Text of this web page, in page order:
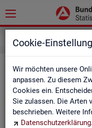
Cookie-
Wir möchten unsere
anpassen. Zu diesem
Cookies ein.
Sie zulassen. Die Arten
beschrieben. Weitere
Datenschutzerklärung.
In­for­ma­tio­nen
Hier fin­den Sie unser
Video-